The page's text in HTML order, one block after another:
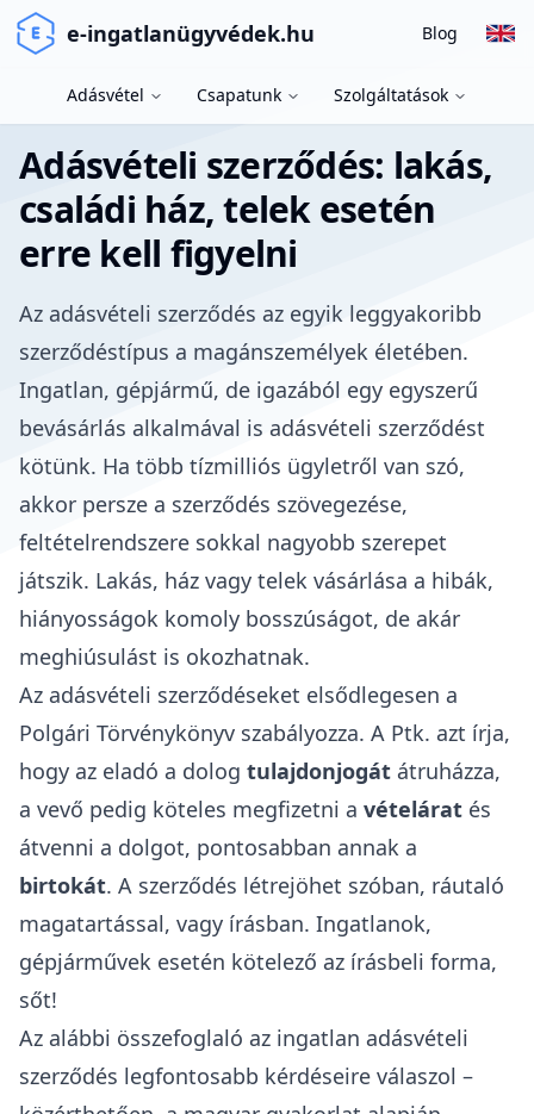
e-ingatlanügyvédek.hu Blog
Adásvétel Csapatunk Szolgáltatások
Adásvételi szerződés: lakás,
családi ház, telek esetén
erre kell figyelni
Az adásvételi szerződés az egyik leggyakoribb
szerződéstípus a magánszemélyek életében.
Ingatlan, gépjármű, de igazából egy egyszerű
bevásárlás alkalmával is adásvételi szerződést
kötünk. Ha több tízmilliós ügyletről van szó,
akkor persze a szerződés szövegezése,
feltételrendszere sokkal nagyobb szerepet
játszik. Lakás, ház vagy telek vásárlása a hibák,
hiányosságok komoly bosszúságot, de akár
meghiúsulást is okozhatnak.
Az adásvételi szerződéseket elsődlegesen a
Polgári Törvénykönyv szabályozza. A Ptk. azt írja,
hogy az eladó a dolog tulajdonjogát átruházza,
a vevő pedig köteles megfizetni a vételárat és
átvenni a dolgot, pontosabban annak a
birtokát. A szerződés létrejöhet szóban, ráutaló
magatartással, vagy írásban. Ingatlanok,
gépjárművek esetén kötelező az írásbeli forma,
sőt!
Az alábbi összefoglaló az ingatlan adásvételi
szerződés legfontosabb kérdéseire válaszol –